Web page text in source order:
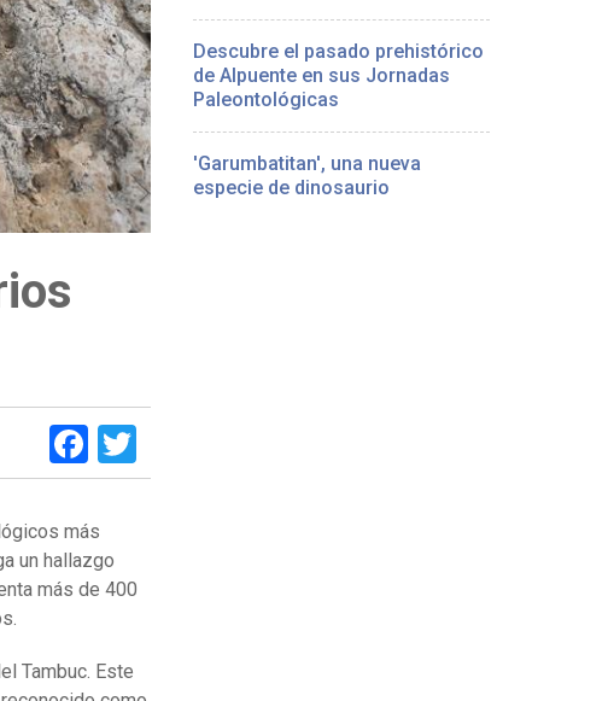
Facebook
Twitter
más
un hallazgo
más de 400
Tambuc. Este
Descubre el pasado prehistórico
de Alpuente en sus Jornadas
Paleontológicas
'Garumbatitan', una nueva
especie de dinosaurio